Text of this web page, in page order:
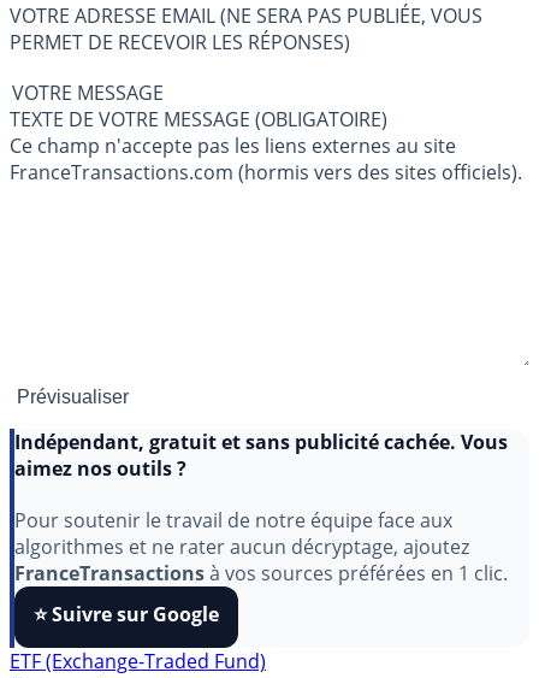
VOTRE ADRESSE EMAIL (NE SERA PAS PUBLIÉE, VOUS
PERMET DE RECEVOIR LES RÉPONSES)
VOTRE MESSAGE
TEXTE DE VOTRE MESSAGE (OBLIGATOIRE)
Ce champ n'accepte pas les liens externes au site
FranceTransactions.com (hormis vers des sites officiels).
aimez nos outils ?
Pour soutenir le travail de notre équipe face aux
algorithmes et ne rater aucun décryptage, ajoutez
FranceTransactionsà vos sources préférées en 1 clic.
⭐️ Suivre sur Google